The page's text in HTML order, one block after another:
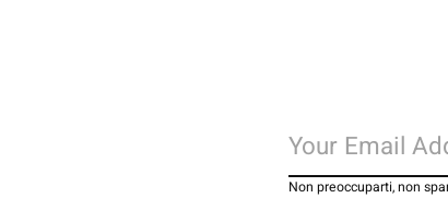
Non preoccuparti, non